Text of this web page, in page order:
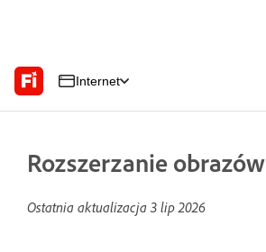
Internet
Rozszerzanie obrazów
Ostatnia aktualizacja 3 lip 2026